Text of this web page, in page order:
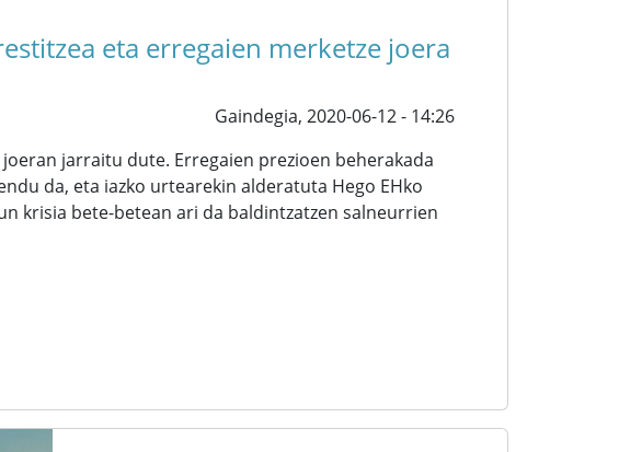
eta erregaien merketze joera
Gaindegia, 2020-06-12 - 14:26
jarraitu dute. Erregaien prezioen beherakada
da, eta iazko urtearekin alderatuta Hego EHko
krisia bete-betean ari da baldintzatzen salneurrien